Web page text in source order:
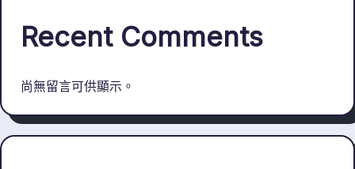
Recent Comments
尚無留言可供顯示。